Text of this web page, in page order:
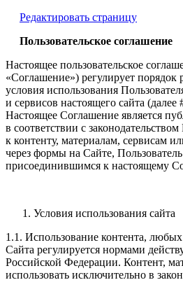
Редактировать страницу
Пользовательское соглашение
Настоящее пользовательское
«Соглашение») регулирует порядок
условия использования
и сервисов настоящего сайта (далее
Настоящее Соглашение является
в соответствии с
к контенту, материалам, сервисам
через формы на Сайте, Пользователь
присоединившимся к настоящему
Условия использования сайта
1.1. Использование контента,
Сайта регулируется нормами
Российской Федерации. Контент,
использовать исключительно в